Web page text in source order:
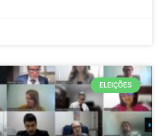
ELEIÇÕES